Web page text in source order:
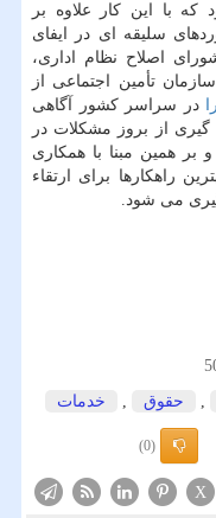
با این كار علاوه بر
سلیقه ای در ایفای
اصلاح نظام اداری،
تأمین اجتماعی از
در سراسر كشور آگاهی
از بروز مشكلات در
بر همین مبنا با همكاری
راهكارها برای ارتقاء
می شود.
, حقوق , خدمات
(0)
X